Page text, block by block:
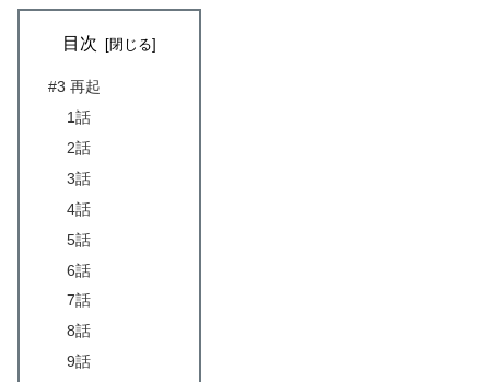
目次
#3 再起
1話
2話
3話
4話
5話
6話
7話
8話
9話